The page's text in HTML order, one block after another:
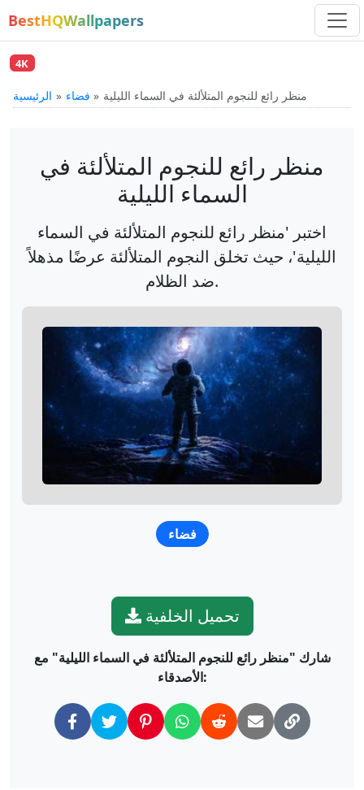
BestHQWallpapers
4K
الرئيسية فضاء منظر رائع للنجوم المتلألئة في السماء الليلية
منظر رائع للنجوم المتلألئة في
السماء الليلية
اختبر 'منظر رائع للنجوم المتلألئة في السماء
الليلية'، حيث تخلق النجوم المتلألئة عرضًا مذهلاً
ضد الظلام.
فضاء
تحميل الخلفية
شارك "منظر رائع للنجوم المتلألئة في السماء الليلية" مع
الأصدقاء: